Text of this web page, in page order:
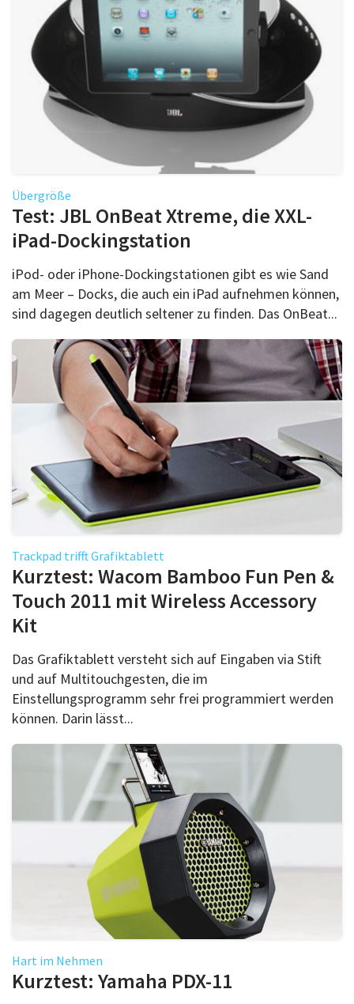
Übergröße
Test: JBL OnBeat Xtreme, die XXL-
iPad-Dockingstation
iPod- oder iPhone-Dockingstationen gibt es wie Sand
am Meer – Docks, die auch ein iPad aufnehmen können,
sind dagegen deutlich seltener zu finden. Das OnBeat...
Trackpad trifft Grafiktablett
Kurztest: Wacom Bamboo Fun Pen &
Touch 2011 mit Wireless Accessory
Kit
Das Grafiktablett versteht sich auf Eingaben via Stift
und auf Multitouchgesten, die im
Einstellungsprogramm sehr frei programmiert werden
können. Darin lässt...
Hart im Nehmen
Kurztest: Yamaha PDX-11